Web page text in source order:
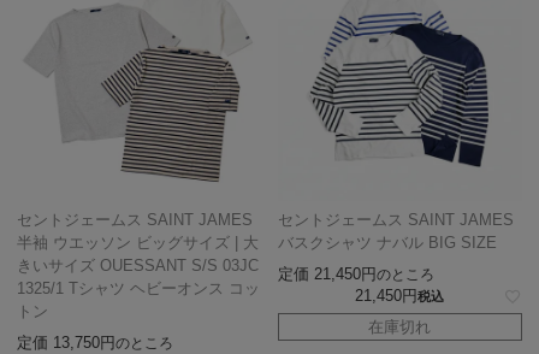
セントジェームス SAINT JAMES
半袖 ウエッソン ビッグサイズ | 大
きいサイズ OUESSANT S/S 03JC
1325/1 Tシャツ ヘビーオンス コッ
トン
定価 13,750 のところ
セントジェームス SAINT JAMES
バスクシャツ ナバル BIG SIZE
定価 21,450 のところ
21,450 税込
在庫切れ